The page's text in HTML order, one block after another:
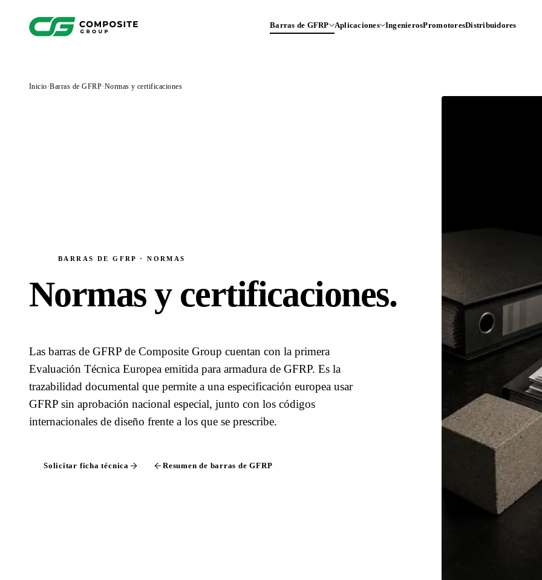
Barras de GFRP Aplicaciones IngenierosPromotoresDistribuidores
Inicio·Barras de GFRP·Normas y certificaciones
BARRAS DE GFRP · NORMAS
Normas y certificaciones.
Las barras de GFRP de Composite Group cuentan con la primera
Evaluación Técnica Europea emitida para armadura de GFRP. Es la
trazabilidad documental que permite a una especificación europea usar
GFRP sin aprobación nacional especial, junto con los códigos
internacionales de diseño frente a los que se prescribe.
Solicitar ficha técnica Resumen de barras de GFRP